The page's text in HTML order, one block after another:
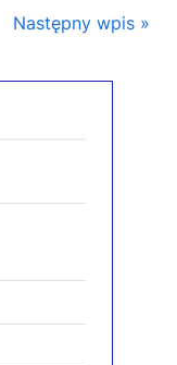
N
x
s
Następny wpis